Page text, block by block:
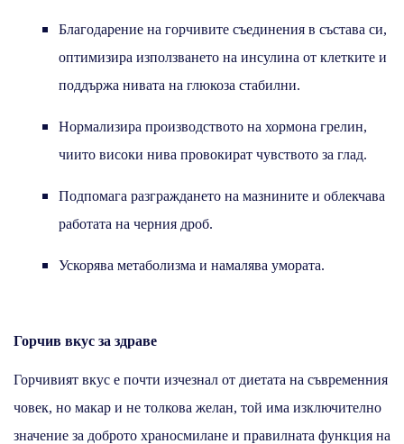
Благодарение на горчивите съединения в състава си,
оптимизира използването на инсулина от клетките и
поддържа нивата на глюкоза стабилни.
Нормализира производството на хормона грелин,
чиито високи нива провокират чувството за глад.
Подпомага разграждането на мазнините и облекчава
работата на черния дроб.
Ускорява метаболизма и намалява умората.
Горчив вкус за здраве
Горчивият вкус е почти изчезнал от диетата на съвременния
човек, но макар и не толкова желан, той има изключително
значение за доброто храносмилане и правилната функция на